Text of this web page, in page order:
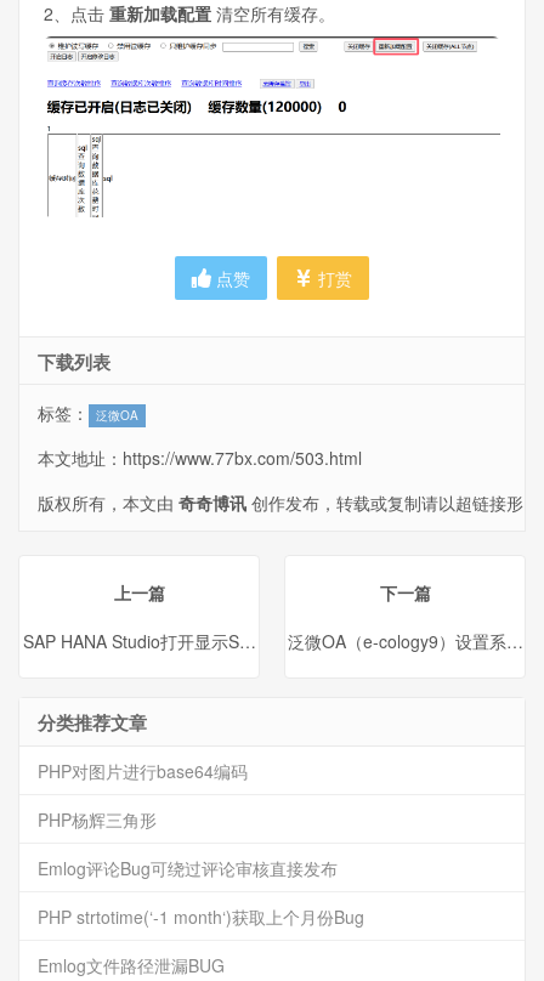
2、点击 重新加载配置 清空所有缓存。
点赞 打赏
下载列表
标签： 泛微OA
本文地址： https://www.77bx.com/503.html
版权所有，本文由 奇奇博讯 创作发布，转载或复制请以超链接形
上一篇
SAP HANA Studio打开显示Secure storage is locked
下一篇
泛微OA（e-cology9）设置系统
分类推荐文章
PHP对图片进行base64编码
PHP杨辉三角形
Emlog评论Bug可绕过评论审核直接发布
PHP strtotime(‘-1 month‘)获取上个月份Bug
Emlog文件路径泄漏BUG